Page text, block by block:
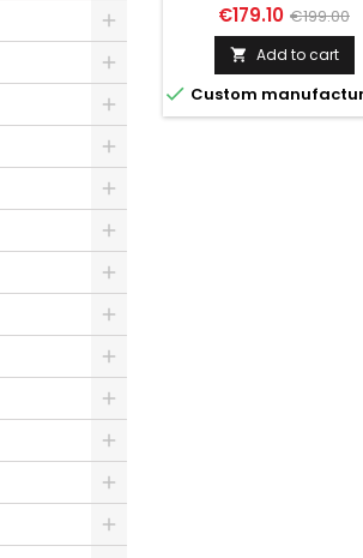
Price
€179.10 Regular
price
€199.00
 Add to cart
 Custom